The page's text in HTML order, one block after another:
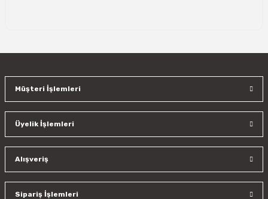
Müşteri İşlemleri
Üyelik İşlemleri
Alışveriş
Sipariş İşlemleri